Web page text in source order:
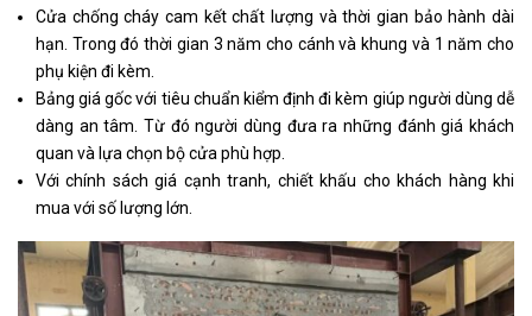
Cửa chống cháy cam kết chất lượng và thời gian bảo hành dài
hạn. Trong đó thời gian 3 năm cho cánh và khung và 1 năm cho
phụ kiện đi kèm.
Bảng giá gốc với tiêu chuẩn kiểm định đi kèm giúp người dùng dễ
dàng an tâm. Từ đó người dùng đưa ra những đánh giá khách
quan và lựa chọn bộ cửa phù hợp.
Với chính sách giá cạnh tranh, chiết khấu cho khách hàng khi
mua với số lượng lớn.